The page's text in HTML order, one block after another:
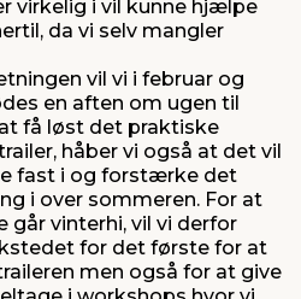
virkelig i vil kunne hjælpe
da vi selv mangler
vil vi i februar og
en aften om ugen til
få løst det praktiske
håber vi også at det vil
fast i og forstærke det
i over sommeren. For at
vinterhi, vil vi derfor
for det første for at
men også for at give